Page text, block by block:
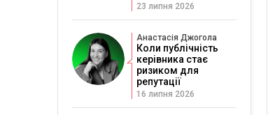
23 липня 2026
Анастасія Джогола
Коли публічність
керівника стає
ризиком для
репутації
16 липня 2026